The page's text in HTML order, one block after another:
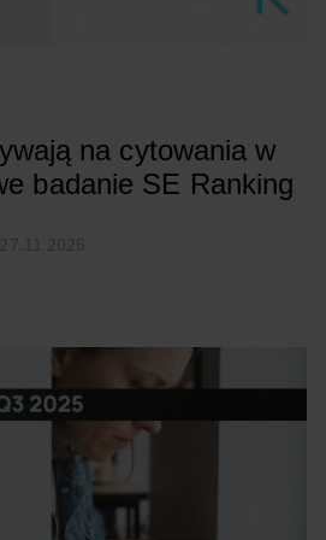
na cytowania w
badanie SE Ranking